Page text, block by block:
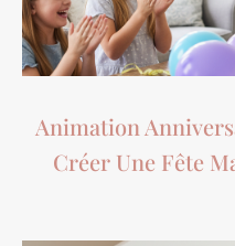
Animation
Créer Une Fête